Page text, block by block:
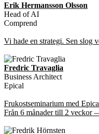
Erik Hermansson Olsson
Head of AI
Comprend
Vi hade en strategi. Sen slog
Fredric Travaglia
Business Architect
Epical
Frukostseminarium med
Från 6 månader till 2 veckor